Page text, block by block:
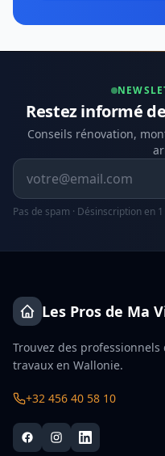
Restez informé
Conseils rénovation,
Adresse email
Pas de spam · Désinscription en 1
Les Pros de Ma
Trouvez des
travaux en Wallonie.
+32 456 40 58 10